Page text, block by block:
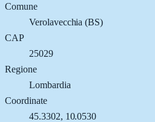
Comune
Verolavecchia (BS)
CAP
25029
Regione
Lombardia
Coordinate
45.3302, 10.0530